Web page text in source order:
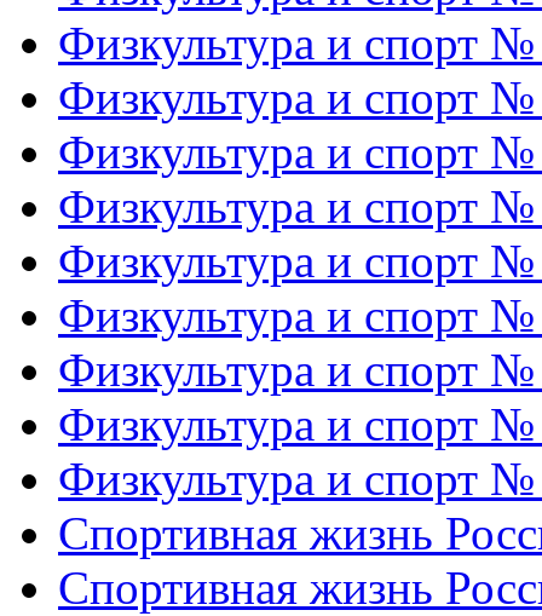
Физкультура и спорт
Физкультура и спорт
Физкультура и спорт
Физкультура и спорт
Физкультура и спорт
Физкультура и спорт
Физкультура и спорт
Физкультура и спорт
Физкультура и спорт
Спортивная жизнь
Спортивная жизнь